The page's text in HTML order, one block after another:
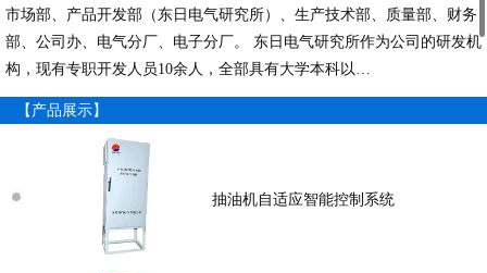
市场部、产品开发部（东日电气研究所）、生产技术部、质量部、财务
部、公司办、电气分厂、电子分厂。 东日电气研究所作为公司的研发机
构，现有专职开发人员10余人，全部具有大学本科以…
【产品展示】
抽油机自适应智能控制系统